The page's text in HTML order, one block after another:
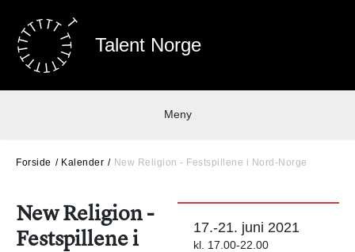
Talent Norge
Meny
Forside Kalender New Religion - Festspillene i Nord-Norge
New Religion -
Festspillene i
17.-21. juni 2021
kl. 17.00-22.00